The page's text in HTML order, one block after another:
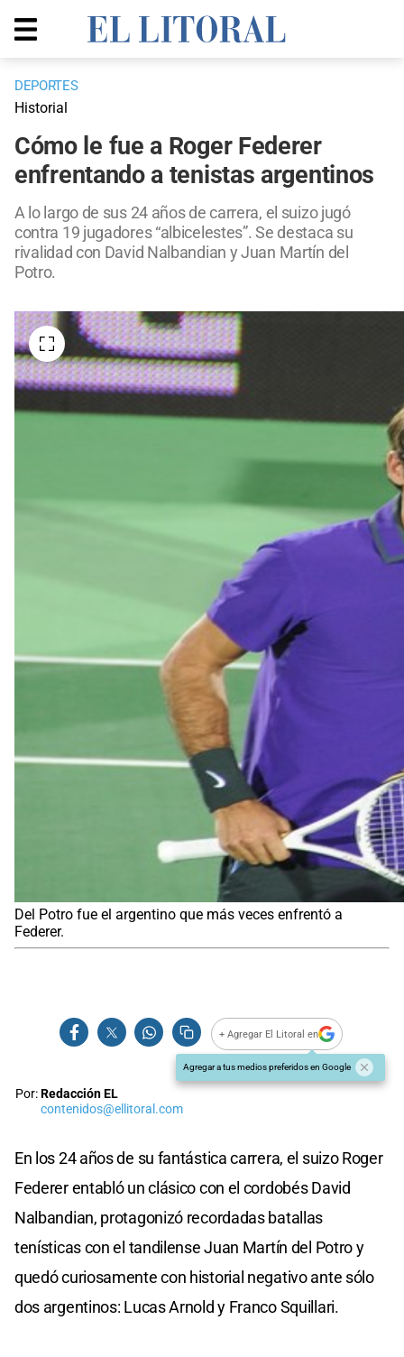
DEPORTES
Historial
Cómo le fue a Roger Federer
enfrentando a tenistas argentinos
A lo largo de sus 24 años de carrera, el suizo jugó
contra 19 jugadores “albicelestes”. Se destaca su
rivalidad con David Nalbandian y Juan Martín del
Potro.
Del Potro fue el argentino que más veces enfrentó a
Federer.
+ Agregar El Litoral en
Agregar a tus medios preferidos en Google
Por:Redacción EL
contenidos@ellitoral.com
En los 24 años de su fantástica carrera, el suizo Roger
Federer entabló un clásico con el cordobés David
Nalbandian, protagonizó recordadas batallas
tenísticas con el tandilense Juan Martín del Potro y
quedó curiosamente con historial negativo ante sólo
dos argentinos: Lucas Arnold y Franco Squillari.